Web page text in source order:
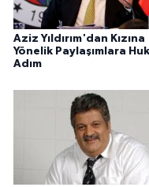
Aziz Yıldırım'dan Kızına
Yönelik Paylaşımlara
Adım